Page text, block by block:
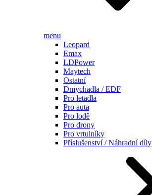
menu
Leopard
Emax
LDPower
Maytech
Ostatní
Dmychadla / EDF
Pro letadla
Pro auta
Pro lodě
Pro drony
Pro vrtulníky
Příslušenství / Náhradní díly